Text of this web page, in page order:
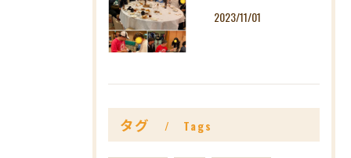
2023/11/01
タグ Tags